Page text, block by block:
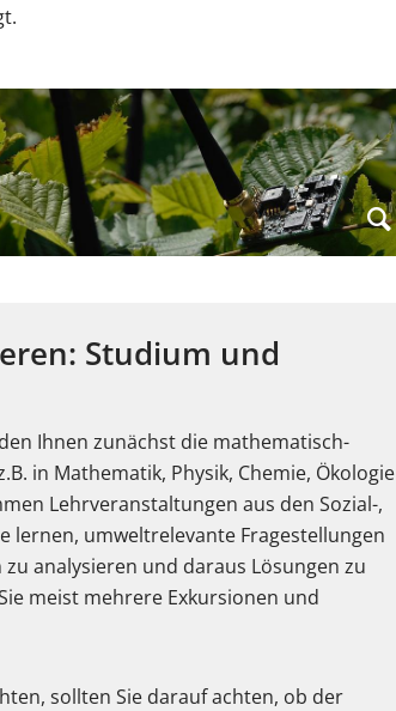
Studium und
Ihnen zunächst die mathematisch-
in Mathematik, Physik, Chemie, Ökologie
Lehrveranstaltungen aus den Sozial-,
lernen, umweltrelevante Fragestellungen
analysieren und daraus Lösungen zu
meist mehrere Exkursionen und
sollten Sie darauf achten, ob der